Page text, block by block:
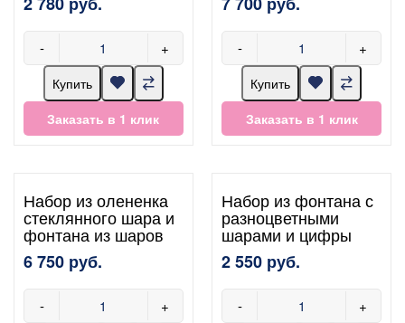
- +
Купить
Заказать в 1 клик
- +
Купить
Заказать в 1 клик
Набор из олененка
стеклянного шара и
фонтана из шаров
6 750 руб.
- +
Набор из фонтана с
разноцветными
шарами и цифры
2 550 руб.
- +